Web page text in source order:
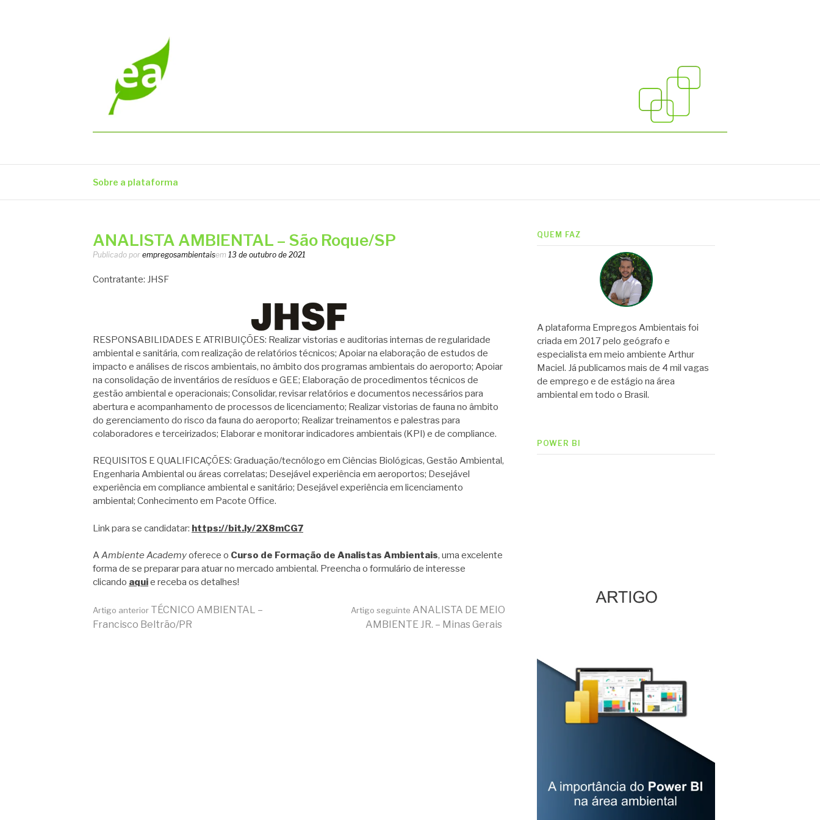
Sobre a plataforma
ANALISTA AMBIENTAL – São Roque/SP
Publicado por empregosambientaisem 13 de outubro de 2021
Contratante: JHSF
RESPONSABILIDADES E ATRIBUIÇÕES: Realizar vistorias e auditorias internas de regularidade
ambiental e sanitária, com realização de relatórios técnicos; Apoiar na elaboração de estudos de
impacto e análises de riscos ambientais, no âmbito dos programas ambientais do aeroporto; Apoiar
na consolidação de inventários de resíduos e GEE; Elaboração de procedimentos técnicos de
gestão ambiental e operacionais; Consolidar, revisar relatórios e documentos necessários para
abertura e acompanhamento de processos de licenciamento; Realizar vistorias de fauna no âmbito
do gerenciamento do risco da fauna do aeroporto; Realizar treinamentos e palestras para
colaboradores e terceirizados; Elaborar e monitorar indicadores ambientais (KPI) e de compliance.
REQUISITOS E QUALIFICAÇÕES: Graduação/tecnólogo em Ciências Biológicas, Gestão Ambiental,
Engenharia Ambiental ou áreas correlatas; Desejável experiência em aeroportos; Desejável
experiência em compliance ambiental e sanitário; Desejável experiência em licenciamento
ambiental; Conhecimento em Pacote Office.
Link para se candidatar: https://bit.ly/2X8mCG7
AAmbiente Academyoferece o Curso de Formação de Analistas Ambientais, uma excelente
forma de se preparar para atuar no mercado ambiental. Preencha o formulário de interesse
clicando aquie receba os detalhes!
Continue
Artigo anterior TÉCNICO AMBIENTAL –
Francisco Beltrão/PR
Artigo seguinte ANALISTA DE MEIO
AMBIENTE JR. – Minas Gerais
QUEM FAZ
A plataforma Empregos Ambientais foi
criada em 2017 pelo geógrafo e
especialista em meio ambiente Arthur
Maciel. Já publicamos mais de 4 mil vagas
de emprego e de estágio na área
ambiental em todo o Brasil.
POWER BI